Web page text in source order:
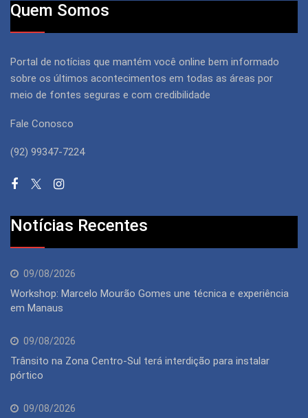
Quem Somos
Portal de notícias que mantém você online bem informado
sobre os últimos acontecimentos em todas as áreas por
meio de fontes seguras e com credibilidade
Fale Conosco
(92) 99347-7224
Notícias Recentes
09/08/2026
Workshop: Marcelo Mourão Gomes une técnica e experiência
em Manaus
09/08/2026
Trânsito na Zona Centro-Sul terá interdição para instalar
pórtico
09/08/2026